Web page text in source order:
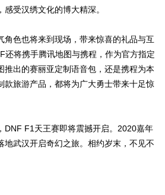
受汉绣文化的博大精深。
色也将来到现场，带来惊喜的礼品与互
还将携手腾讯地图与携程，作为官方指定
推出的赛丽亚定制语音包，还是携程为本
款旅游产品，都将为广大勇士带来十足惊
F1天王赛即将震撼开启。2020嘉年
地武汉开启奇幻之旅。相约岁末，不见不